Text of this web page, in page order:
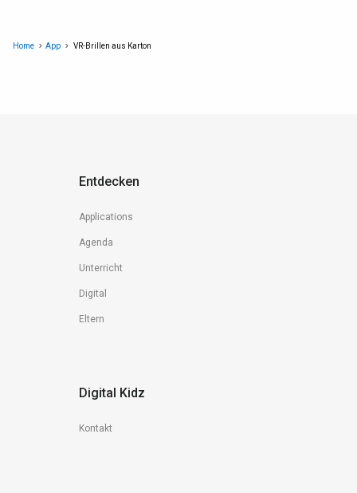
Home App VR-Brillen aus Karton
Entdecken
Applications
Agenda
Unterricht
Digital
Eltern
Digital Kidz
Kontakt